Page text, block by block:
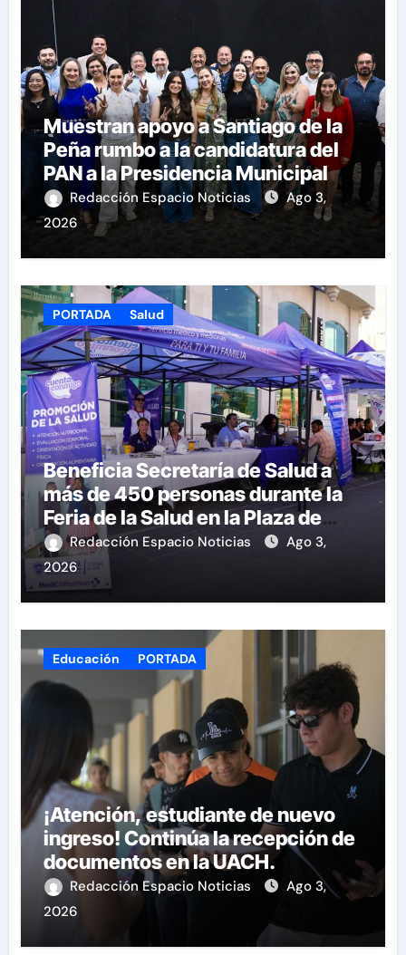
Muestran apoyo a Santiago de la
Peña rumbo a la candidatura del
PAN a la Presidencia Municipal
Redacción Espacio Noticias
Ago 3,
2026
PORTADA Salud
Beneficia Secretaría de Salud a
más de 450 personas durante la
Feria de la Salud en la Plaza de
Armas
Redacción Espacio Noticias
Ago 3,
2026
Educación PORTADA
¡Atención, estudiante de nuevo
ingreso! Continúa la recepción de
documentos en la UACH.
Redacción Espacio Noticias
Ago 3,
2026